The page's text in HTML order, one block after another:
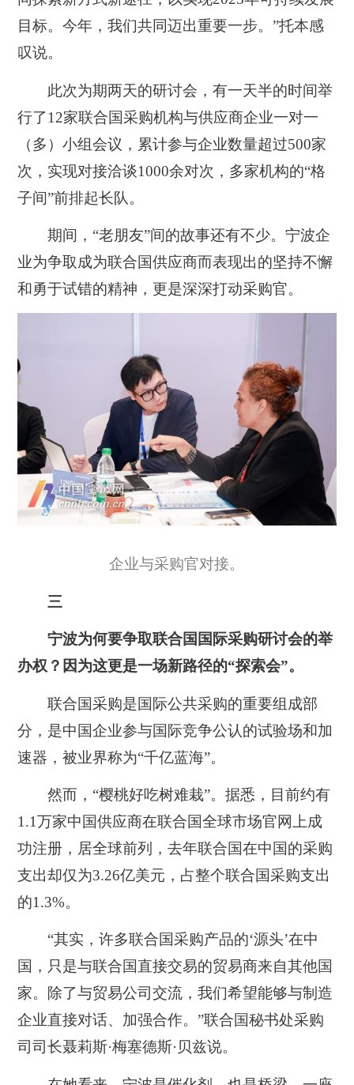
目标。今年，我们共同迈出重要一步。”托本感
叹说。
此次为期两天的研讨会，有一天半的时间举
行了12家联合国采购机构与供应商企业一对一
（多）小组会议，累计参与企业数量超过500家
次，实现对接洽谈1000余对次，多家机构的“格
子间”前排起长队。
期间，“老朋友”间的故事还有不少。宁波企
业为争取成为联合国供应商而表现出的坚持不懈
和勇于试错的精神，更是深深打动采购官。
企业与采购官对接。
三
宁波为何要争取联合国国际采购研讨会的举
办权？因为这更是一场新路径的“探索会”。
联合国采购是国际公共采购的重要组成部
分，是中国企业参与国际竞争公认的试验场和加
速器，被业界称为“千亿蓝海”。
然而，“樱桃好吃树难栽”。据悉，目前约有
1.1万家中国供应商在联合国全球市场官网上成
功注册，居全球前列，去年联合国在中国的采购
支出却仅为3.26亿美元，占整个联合国采购支出
的1.3%。
“其实，许多联合国采购产品的‘源头’在中
国，只是与联合国直接交易的贸易商来自其他国
家。除了与贸易公司交流，我们希望能够与制造
企业直接对话、加强合作。”联合国秘书处采购
司司长聂莉斯·梅塞德斯·贝兹说。